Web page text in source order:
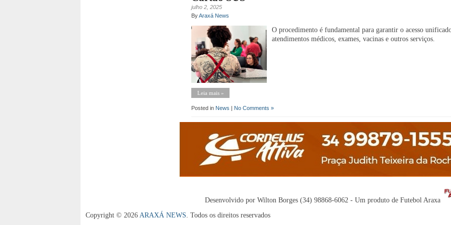
julho 2, 2025
ByAraxá News
O procedimento é fundamental para garantir o acesso
atendimentos médicos, exames, vacinas e outros serviços.
Leia mais »
Posted in News | No Comments »
Desenvolvido por Wilton Borges (34) 98868-6062 - Um produto de Futebol Araxa
Copyright © 2026 ARAXÁ NEWS . Todos os direitos reservados